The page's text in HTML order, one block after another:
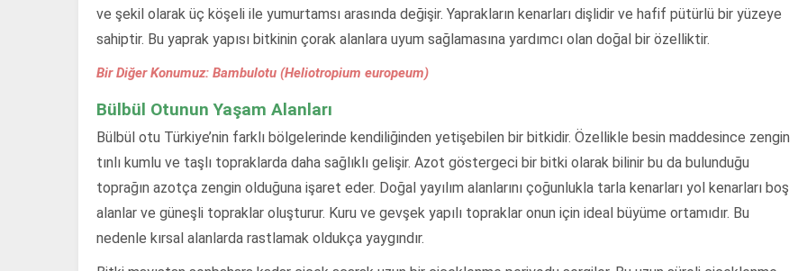
ve şekil olarak üç köşeli ile yumurtamsı arasında değişir. Yaprakların kenarları dişlidir ve hafif pütürlü bir yüzeye
sahiptir. Bu yaprak yapısı bitkinin çorak alanlara uyum sağlamasına yardımcı olan doğal bir özelliktir.
Bir Diğer Konumuz: Bambulotu (Heliotropium europeum)
Bülbül Otunun Yaşam Alanları
Bülbül otu Türkiye’nin farklı bölgelerinde kendiliğinden yetişebilen bir bitkidir. Özellikle besin maddesince zengin
tınlı kumlu ve taşlı topraklarda daha sağlıklı gelişir. Azot göstergeci bir bitki olarak bilinir bu da bulunduğu
toprağın azotça zengin olduğuna işaret eder. Doğal yayılım alanlarını çoğunlukla tarla kenarları yol kenarları boş
alanlar ve güneşli topraklar oluşturur. Kuru ve gevşek yapılı topraklar onun için ideal büyüme ortamıdır. Bu
nedenle kırsal alanlarda rastlamak oldukça yaygındır.